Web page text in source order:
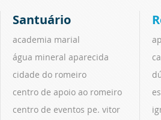
Santuário
academia marial
água mineral aparecida
cidade do romeiro
centro de apoio ao romeiro
centro de eventos pe. vitor